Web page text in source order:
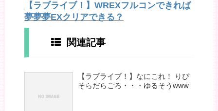
【ラブライブ！】WREXフルコンできれば
夢夢夢EXクリアできる？
関連記事
【ラブライブ！】なにこれ！ りぴ
そらだらごろ・・・ゆるそうwww